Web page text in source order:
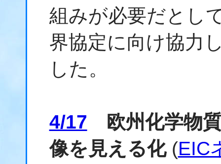
組みが必要だとし
界協定に向け協力
した。
4/17 欧州化学物
像を見える化(EIC